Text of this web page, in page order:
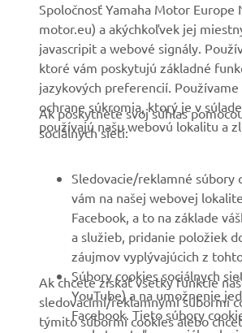
Novinky
Podujatia
Tlač
Katalóg
Staňte sa predajcom
Zásady týkajúce sa
ľudských práv
Základné zásady
udržateľnosti
Kanál pre oznamovateľov
Úrady
Prví
Spoločnosť Yamaha Motor
motor.eu) a akýchkoľvek jej
javascripit a webové signály.
ktoré vám poskytujú základné
jazykových preferencií.
ochrane súkromia, ktorý je v
používajú našu webovú lokalitu a
Ak poskytnete svoj súhlas
sociálnych sietí:
Sledovacie/reklamné súbory
vám na našej webovej
Facebook, a to na základe
a služieb, pridanie položiek
záujmov vyplývajúcich z
Súbory cookies sociálnych
YouTube) a na umožnenie
Facebook. Tieto súbory
Ak chcete získať všetky funkcie
sledovacími/reklamnými súbormi
týmito súbormi cookies alebo